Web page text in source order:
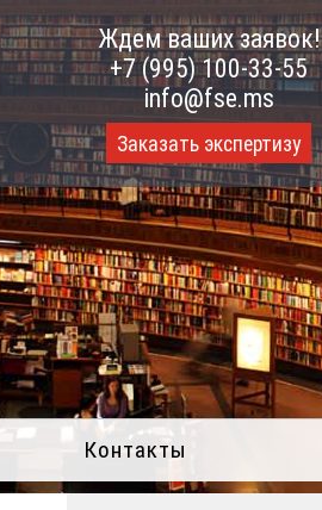
Ждем ваших заявок!
+7 (995) 100-33-55
info@fse.ms
Заказать экспертизу
Контакты